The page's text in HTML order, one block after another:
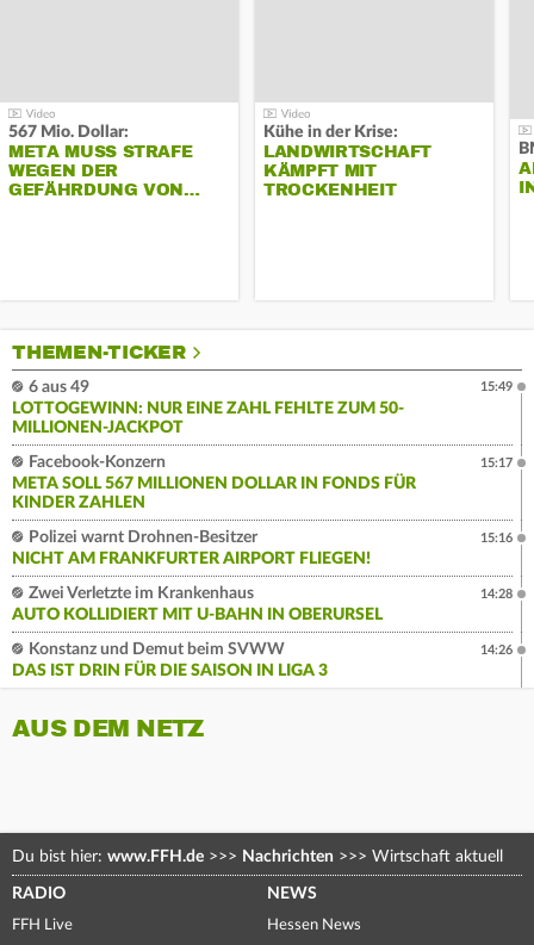
567 Mio. Dollar:
META MUSS STRAFE
WEGEN DER
GEFÄHRDUNG VON…
Kühe in der Krise:
LANDWIRTSCHAFT
KÄMPFT MIT
TROCKENHEIT
THEMEN-TICKER
6 aus 49
LOTTOGEWINN: NUR EINE ZAHL FEHLTE ZUM 50-
MILLIONEN-JACKPOT
15:49
Facebook-Konzern
META SOLL 567 MILLIONEN DOLLAR IN FONDS FÜR
KINDER ZAHLEN
15:17
Polizei warnt Drohnen-Besitzer
NICHT AM FRANKFURTER AIRPORT FLIEGEN!
15:16
Zwei Verletzte im Krankenhaus
AUTO KOLLIDIERT MIT U-BAHN IN OBERURSEL
14:28
Konstanz und Demut beim SVWW
DAS IST DRIN FÜR DIE SAISON IN LIGA 3
14:26
AUS DEM NETZ
Du bist hier: www.FFH.de >>> Nachrichten >>> Wirtschaft aktuell
RADIO
FFH Live
NEWS
Hessen News